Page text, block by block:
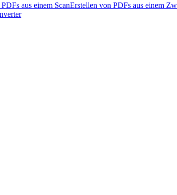
aus einem ScanErstellen von PDFs aus einem